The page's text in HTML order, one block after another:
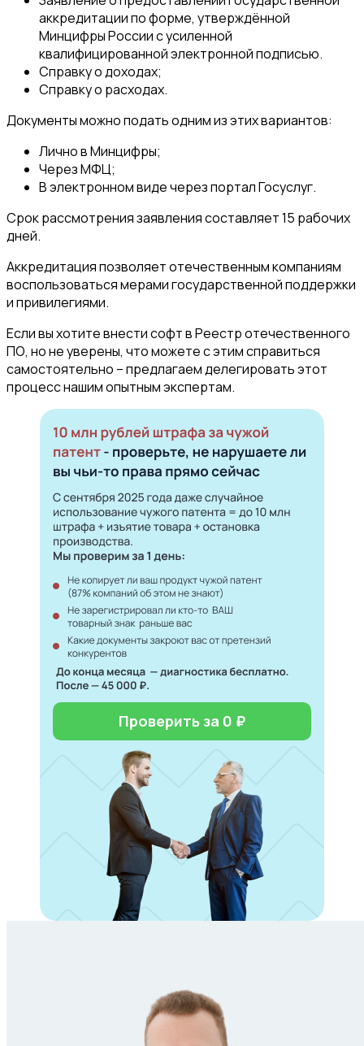
аккредитации по форме, утверждённой
Минцифры России с усиленной
квалифицированной электронной подписью.
Справку о доходах;
Справку о расходах.
Документы можно подать одним из этих вариантов:
Лично в Минцифры;
Через МФЦ;
В электронном виде через портал Госуслуг.
Срок рассмотрения заявления составляет 15 рабочих
дней.
Аккредитация позволяет отечественным компаниям
воспользоваться мерами государственной поддержки
и привилегиями.
Если вы хотите внести софт в Реестр отечественного
ПО, но не уверены, что можете с этим справиться
самостоятельно – предлагаем делегировать этот
процесс нашим опытным экспертам.
Проверить за 0 ₽